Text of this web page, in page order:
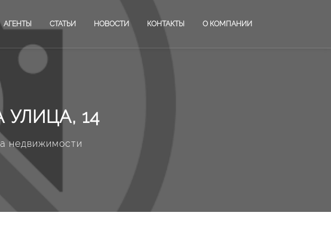
АГЕНТЫ СТАТЬИ НОВОСТИ КОНТАКТЫ О КОМПАНИИ
14
недвижимости